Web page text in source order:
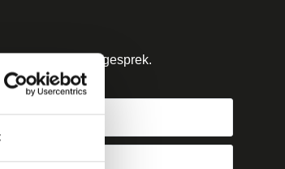
advies gesprek.